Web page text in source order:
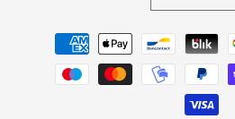
Metodi
pagamento